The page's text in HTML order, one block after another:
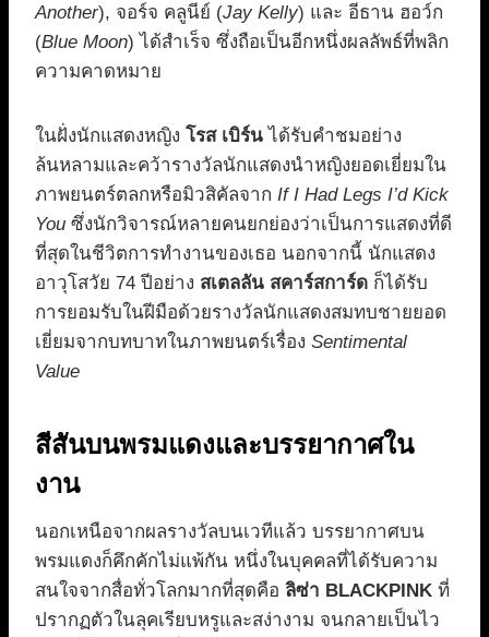
Another), จอร์จ คลูนีย์ (Jay Kelly) และ อีธาน ฮอว์ก
(Blue Moon) ได้สำเร็จ ซึ่งถือเป็นอีกหนึ่งผลลัพธ์ที่พลิก
ความคาดหมาย
ในฝั่งนักแสดงหญิง โรส เบิร์น ได้รับคำชมอย่าง
ล้นหลามและคว้ารางวัลนักแสดงนำหญิงยอดเยี่ยมใน
ภาพยนตร์ตลกหรือมิวสิคัลจาก If I Had Legs I’d Kick
You ซึ่งนักวิจารณ์หลายคนยกย่องว่าเป็นการแสดงที่ดี
ที่สุดในชีวิตการทำงานของเธอ นอกจากนี้ นักแสดง
อาวุโสวัย 74 ปีอย่าง สเตลลัน สคาร์สการ์ด ก็ได้รับ
การยอมรับในฝีมือด้วยรางวัลนักแสดงสมทบชายยอด
เยี่ยมจากบทบาทในภาพยนตร์เรื่อง Sentimental
Value
สีสันบนพรมแดงและบรรยากาศใน
งาน
นอกเหนือจากผลรางวัลบนเวทีแล้ว บรรยากาศบน
พรมแดงก็คึกคักไม่แพ้กัน หนึ่งในบุคคลที่ได้รับความ
สนใจจากสื่อทั่วโลกมากที่สุดคือ ลิซ่า BLACKPINK ที่
ปรากฏตัวในลุคเรียบหรูและสง่างาม จนกลายเป็นไว